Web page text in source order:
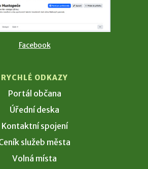
Facebook
RYCHLÉ ODKAZY
Portál občana
Úřední deska
Kontaktní spojení
služeb města
Volná místa